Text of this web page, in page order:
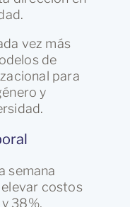
vez más
de
para
y
semana
costos
38%,